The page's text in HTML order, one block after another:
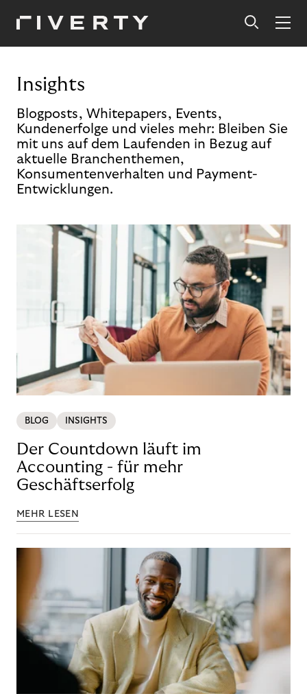
Insights
Blogposts, Whitepapers, Events,
Kundenerfolge und vieles mehr: Bleiben Sie
mit uns auf dem Laufenden in Bezug auf
aktuelle Branchenthemen,
Konsumentenverhalten und Payment-
Entwicklungen.
BLOG INSIGHTS
Der Countdown läuft im
Accounting - für mehr
Geschäftserfolg
MEHR LESEN